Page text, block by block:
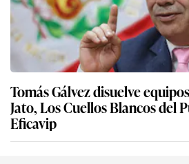
Tomás Gálvez disuelve
Jato, Los Cuellos Blancos del